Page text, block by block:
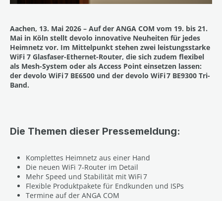
Aachen, 13. Mai 2026 – Auf der ANGA COM vom 19. bis 21.
Mai in Köln stellt devolo innovative Neuheiten für jedes
Heimnetz vor. Im Mittelpunkt stehen zwei leistungsstarke
WiFi 7 Glasfaser-Ethernet-Router, die sich zudem flexibel
als Mesh-System oder als Access Point einsetzen lassen:
der devolo WiFi 7 BE6500 und der devolo WiFi 7 BE9300 Tri-
Band.
Die Themen dieser Pressemeldung:
Komplettes Heimnetz aus einer Hand
Die neuen WiFi 7‑Router im Detail
Mehr Speed und Stabilität mit WiFi 7
Flexible Produktpakete für Endkunden und ISPs
Termine auf der ANGA COM